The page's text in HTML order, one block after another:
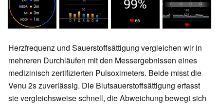
Herzfrequenz und Sauerstoffsättigung vergleichen wir in
mehreren Durchläufen mit den Messergebnissen eines
medizinisch zertifizierten Pulsoximeters. Beide misst die
Venu 2s zuverlässig. Die Blutsauerstoffsättigung erfasst
sie vergleichsweise schnell, die Abweichung bewegt sich